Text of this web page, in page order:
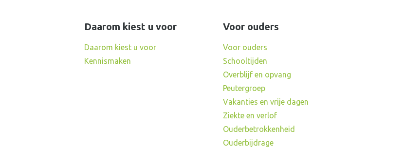
Daarom kiest u voor
Daarom kiest u voor
Kennismaken
Voor ouders
Voor ouders
Schooltijden
Overblijf en opvang
Peutergroep
Vakanties en vrije dagen
Ziekte en verlof
Ouderbetrokkenheid
Ouderbijdrage